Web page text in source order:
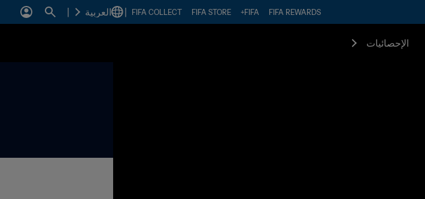
FIFA REWARDS
FIFA+
FIFA STORE
FIFA COLLECT العربية
الإحصائيات